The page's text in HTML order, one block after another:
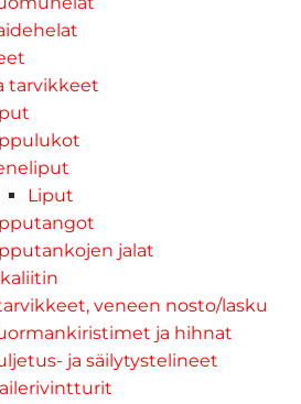
tarvikkeet
Liput
jalat
veneen nosto/lasku
ja hihnat
ja säilytystelineet